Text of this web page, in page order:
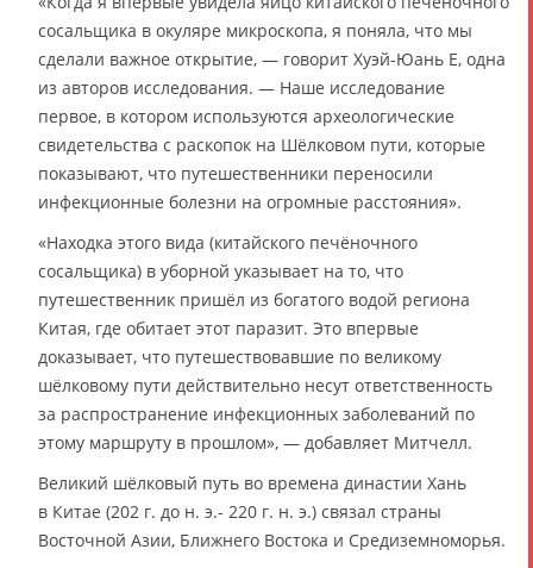
сосальщика в окуляре микроскопа, я поняла, что мы
сделали важное открытие, — говорит Хуэй-Юань Е, одна
из авторов исследования. — Наше исследование
первое, в котором используются археологические
свидетельства с раскопок на Шёлковом пути, которые
показывают, что путешественники переносили
инфекционные болезни на огромные расстояния».
«Находка этого вида (китайского печёночного
сосальщика) в уборной указывает на то, что
путешественник пришёл из богатого водой региона
Китая, где обитает этот паразит. Это впервые
доказывает, что путешествовавшие по великому
шёлковому пути действительно несут ответственность
за распространение инфекционных заболеваний по
этому маршруту в прошлом», — добавляет Митчелл.
Великий шёлковый путь во времена династии Хань
в Китае (202 г. до н. э.- 220 г. н. э.) связал страны
Восточной Азии, Ближнего Востока и Средиземноморья.